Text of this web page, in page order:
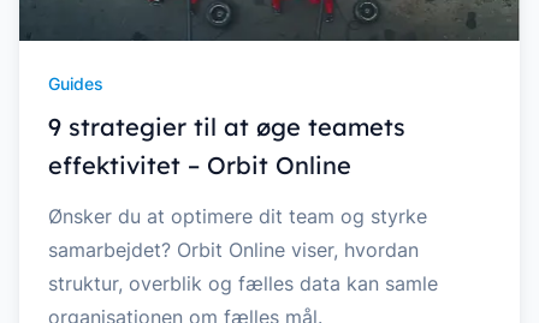
Guides
9 strategier til at øge teamets
effektivitet – Orbit Online
Ønsker du at optimere dit team og styrke
samarbejdet? Orbit Online viser, hvordan
struktur, overblik og fælles data kan samle
organisationen om fælles mål.